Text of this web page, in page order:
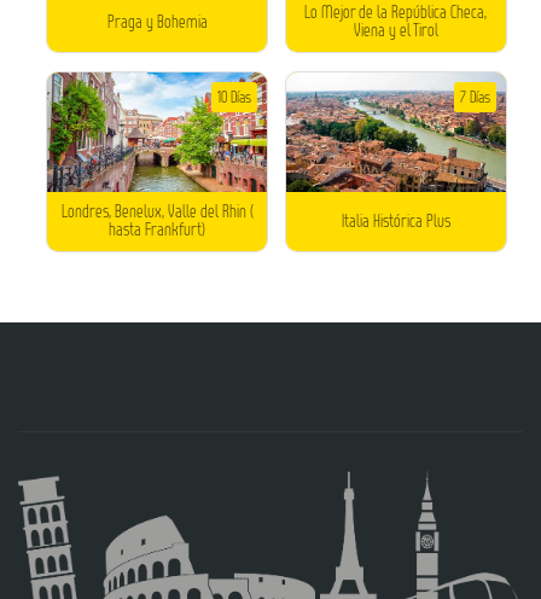
Praga y Bohemia
Lo Mejor de la República Checa,
Viena y el Tirol
Londres, Benelux, Valle del Rhin (
hasta Frankfurt)
10 Días
Italia Histórica Plus
7 Días